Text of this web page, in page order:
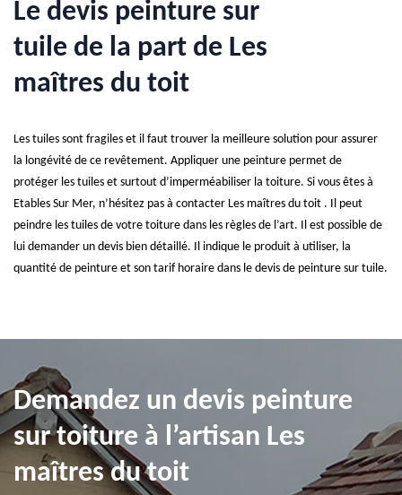
Le devis peinture sur
tuile de la part de Les
maîtres du toit
Les tuiles sont fragiles et il faut trouver la meilleure solution pour assurer
la longévité de ce revêtement. Appliquer une peinture permet de
protéger les tuiles et surtout d’imperméabiliser la toiture. Si vous êtes à
Etables Sur Mer, n’hésitez pas à contacter Les maîtres du toit . Il peut
peindre les tuiles de votre toiture dans les règles de l’art. Il est possible de
lui demander un devis bien détaillé. Il indique le produit à utiliser, la
quantité de peinture et son tarif horaire dans le devis de peinture sur tuile.
Demandez un devis peinture
sur toiture à l’artisan Les
maîtres du toit